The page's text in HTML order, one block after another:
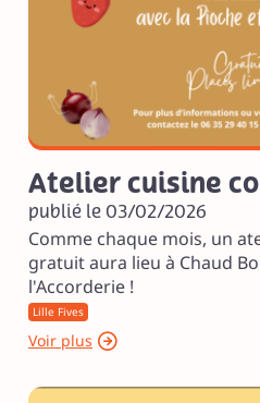
Atelier cuisine
publié le 03/02/2026
Comme chaque mois, un
gratuit aura lieu à Chaud
l'Accorderie !
Lille Fives
Voir plus